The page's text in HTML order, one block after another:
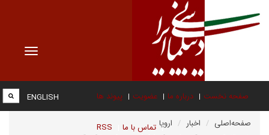
Toggle
صفحه نخست درباره ما عضویت پیوند ها
تماس با ما RSS
ENGLISH
صفحه‌اصلی اخبار
اروپا